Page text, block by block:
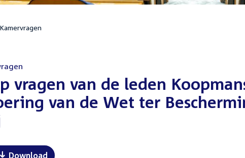
Kamervragen
vragen van de leden
van de Wet ter
Download